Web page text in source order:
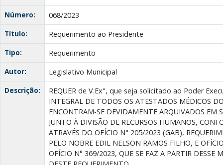
Número:
068/2023
Título:
Requerimento ao Presidente
Tipo:
Requerimento
Autor:
Legislativo Municipal
Descrição:
REQUER de V.Ex", que seja solicitado ao Poder
INTEGRAL DE TODOS OS ATESTADOS MÉDICOS
ENCONTRAM-SE DEVIDAMENTE ARQUIVADOS EM
JUNTO À DIVISÃO DE RECURSOS HUMANOS,
ATRAVÉS DO OFÍCIO N° 205/2023 (GAB),
PELO NOBRE EDIL NELSON RAMOS FILHO, E
OFÍCIO N° 369/2023, QUE SE FAZ A PARTIR DESSE